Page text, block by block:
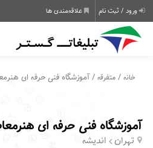
ورود / ثبت نام علاقه‌مندی ها
خانه /متفرقه / آموزشگاه فنی حرفه ای
آموزشگاه فنی حرفه ای
تهران اندیشه